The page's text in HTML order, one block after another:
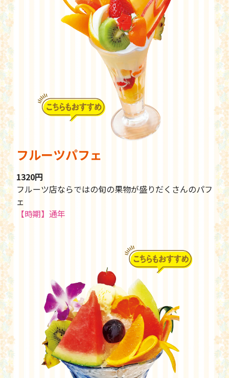
フルーツパフェ
1320円
フルーツ店ならではの旬の果物が盛りだくさんのパフ
ェ
【時期】通年